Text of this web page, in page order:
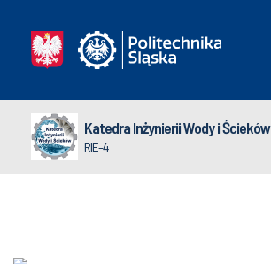
Katedra Inżynierii Wody i Ścieków
RIE-4